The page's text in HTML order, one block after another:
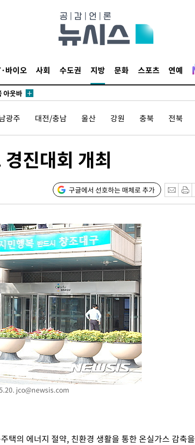
바이오 사회 수도권 지방 문화 스포츠 연예
합)
개
과감히
지 못
이병태
종합)
만개
로
과감히
아웃바
지역 선
지 못
광주 대전/충남 울산 강원 충북 전북
진대회 개최
구글에서 선호하는 매체로 추가
jco@newsis.com
택의 에너지 절약, 친환경 생활을 통한 온실가스 감축을